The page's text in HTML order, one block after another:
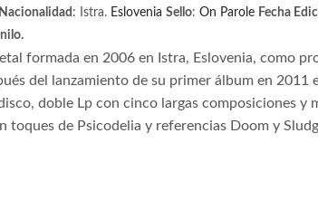
Nacionalidad : Istra. Eslovenia Sello: On Parole Fecha
formada en 2006 en Istra, Eslovenia, como
del lanzamiento de su primer álbum en 2011
doble Lp con cinco largas composiciones y
toques de Psicodelia y referencias Doom y